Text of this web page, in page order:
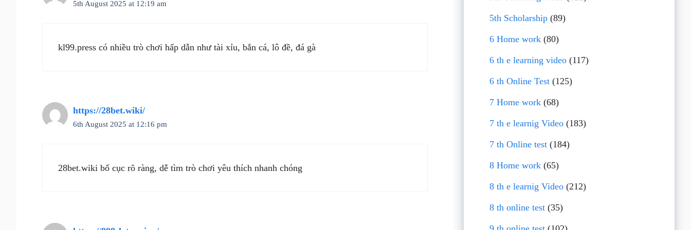
5th August 2025 at 12:19 am
kl99.press có nhiều trò chơi hấp dẫn như tài xỉu, bắn cá, lô đề, đá gà
https://28bet.wiki/
6th August 2025 at 12:16 pm
28bet.wiki bố cục rõ ràng, dễ tìm trò chơi yêu thích nhanh chóng
5th Scholarship(89)
6 Home work(80)
6 th e learning video(117)
6 th Online Test(125)
7 Home work(68)
7 th e learnig Video(183)
7 th Online test(184)
8 Home work(65)
8 th e learnig Video(212)
8 th online test(35)